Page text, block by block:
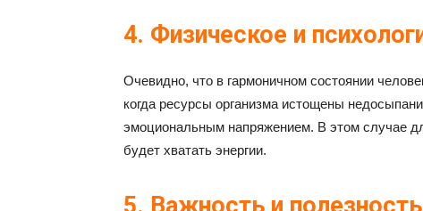
4. Физическое и
Очевидно, что в гармоничном состоянии
когда ресурсы организма истощены
эмоциональным напряжением. В этом случае
будет хватать энергии.